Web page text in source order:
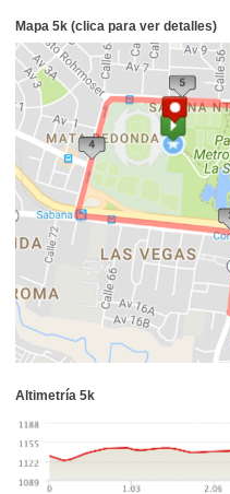
Mapa 5k (clica para ver detalles)
Altimetría 5k